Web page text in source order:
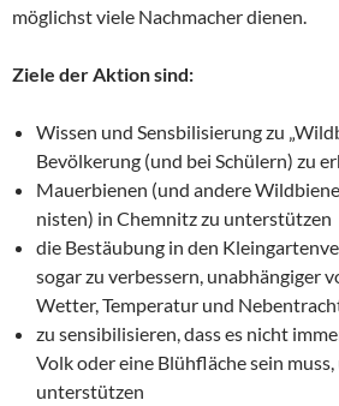
möglichst viele Nachmacher dienen.
Ziele der Aktion sind:
Wissen und Sensbilisierung zu
Bevölkerung (und bei Schülern) zu
Mauerbienen (und andere
nisten) in Chemnitz zu unterstützen
die Bestäubung in den
sogar zu verbessern, unabhängiger
Wetter, Temperatur und
zu sensibilisieren, dass es nicht
Volk oder eine Blühfläche sein muss,
unterstützen